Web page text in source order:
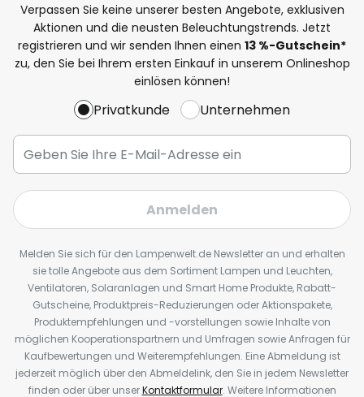
Verpassen Sie keine unserer besten Angebote, exklusiven
Aktionen und die neusten Beleuchtungstrends. Jetzt
registrieren und wir senden Ihnen einen 13 %-Gutschein*
zu, den Sie bei Ihrem ersten Einkauf in unserem Onlineshop
einlösen können!
Privatkunde Unternehmen
Anmelden
Melden Sie sich für den Lampenwelt.de Newsletter an und erhalten
sie tolle Angebote aus dem Sortiment Lampen und Leuchten,
Ventilatoren, Solaranlagen und Smart Home Produkte, Rabatt-
Gutscheine, Produktpreis-Reduzierungen oder Aktionspakete,
Produktempfehlungen und -vorstellungen sowie Inhalte von
möglichen Kooperationspartnern und Umfragen sowie Anfragen für
Kaufbewertungen und Weiterempfehlungen. Eine Abmeldung ist
jederzeit möglich über den Abmeldelink, den Sie in jedem Newsletter
finden oder über unserKontaktformular. Weitere Informationen